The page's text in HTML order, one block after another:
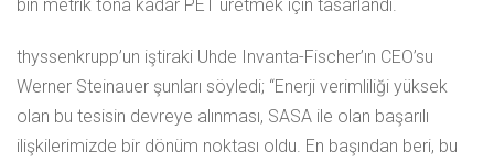
bin metrik tona kadar PET üretmek için tasarlandı.
thyssenkrupp’un iştiraki Uhde Invanta-Fischer’ın CEO’su
Werner Steinauer şunları söyledi; “Enerji verimliliği yüksek
olan bu tesisin devreye alınması, SASA ile olan başarılı
ilişkilerimizde bir dönüm noktası oldu. En başından beri, bu